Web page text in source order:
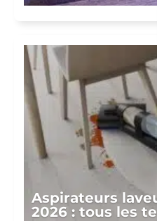
Aspirateurs
2026 : tous les